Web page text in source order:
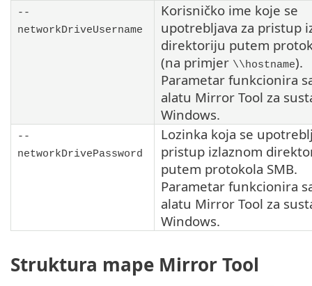
--
networkDriveUsername
Korisničko ime koje se
upotrebljava za pristup
direktoriju putem
(na primjer \\hostname).
Parametar funkcionira
alatu Mirror Tool za
Windows.
--
networkDrivePassword
Lozinka koja se
pristup izlaznom
putem protokola SMB.
Parametar funkcionira
alatu Mirror Tool za
Windows.
Struktura mape Mirror Tool